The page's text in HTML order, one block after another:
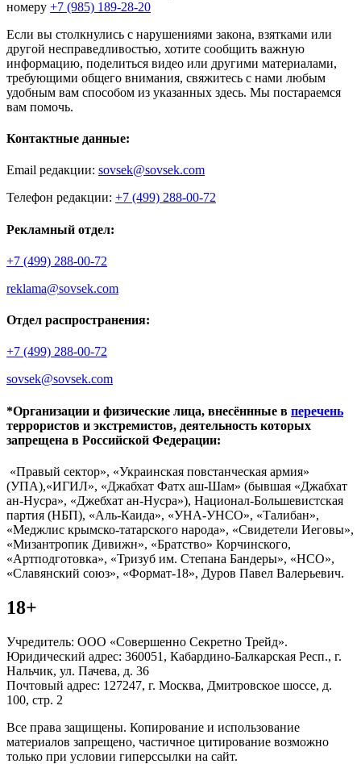
номеру +7 (985) 189-28-20
Если вы столкнулись с нарушениями закона, взятками или
другой несправедливостью, хотите сообщить важную
информацию, поделиться видео или другими материалами,
требующими общего внимания, свяжитесь с нами любым
удобным вам способом из указанных здесь. Мы постараемся
вам помочь.
Контактные данные:
Email редакции: sovsek@sovsek.com
Телефон редакции: +7 (499) 288-00-72
Рекламный отдел:
+7 (499) 288-00-72
reklama@sovsek.com
Отдел распространения:
+7 (499) 288-00-72
sovsek@sovsek.com
*Организации и физические лица, внесённные в перечень
террористов и экстремистов, деятельность которых
запрещена в Российской Федерации:
«Правый сектор», «Украинская повстанческая армия»
(УПА),«ИГИЛ», «Джабхат Фатх аш-Шам» (бывшая «Джабхат
ан-Нусра», «Джебхат ан-Нусра»), Национал-Большевистская
партия (НБП), «Аль-Каида», «УНА-УНСО», «Талибан»,
«Меджлис крымско-татарского народа», «Свидетели Иеговы»,
«Мизантропик Дивижн», «Братство» Корчинского,
«Артподготовка», «Тризуб им. Степана Бандеры», «НСО»,
«Славянский союз», «Формат-18», Дуров Павел Валерьевич.
18+
Учредитель: ООО «Совершенно Секретно Трейд».
Юридический адрес: 360051, Кабардино-Балкарская Респ., г.
Нальчик, ул. Пачева, д. 36
Почтовый адрес: 127247, г. Москва, Дмитровское шоссе, д.
100, стр. 2
Все права защищены. Копирование и использование
материалов запрещено, частичное цитирование возможно
только при условии гиперссылки на сайт.